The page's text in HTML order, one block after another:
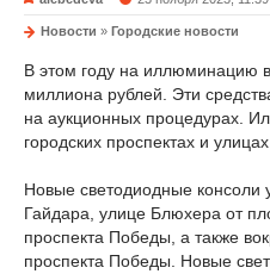
Новости » Городские новости
В этом году на иллюминацию
миллиона рублей. Эти
на аукционных процедурах.
городских проспектах и
Новые светодиодные консоли
Гайдара, улице Блюхера от
проспекта Победы, а также
проспекта Победы. Новые